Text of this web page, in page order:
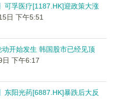
可孚医疗[1187.HK]迎政策大涨
日 下午5:51
开始发生 韩国股市已经见顶
日 下午6:17
东阳光药[6887.HK]暴跌后大反